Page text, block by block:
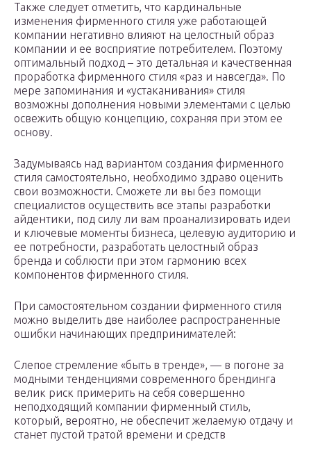
Также следует отметить, что кардинальные
изменения фирменного стиля уже работающей
компании негативно влияют на целостный образ
компании и ее восприятие потребителем. Поэтому
оптимальный подход – это детальная и качественная
проработка фирменного стиля «раз и навсегда». По
мере запоминания и «устаканивания» стиля
возможны дополнения новыми элементами с целью
освежить общую концепцию, сохраняя при этом ее
основу.
Задумываясь над вариантом создания фирменного
стиля самостоятельно, необходимо здраво оценить
свои возможности. Сможете ли вы без помощи
специалистов осуществить все этапы разработки
айдентики, под силу ли вам проанализировать идеи
и ключевые моменты бизнеса, целевую аудиторию и
ее потребности, разработать целостный образ
бренда и соблюсти при этом гармонию всех
компонентов фирменного стиля.
При самостоятельном создании фирменного стиля
можно выделить две наиболее распространенные
ошибки начинающих предпринимателей:
Слепое стремление «быть в тренде», — в погоне за
модными тенденциями современного брендинга
велик риск примерить на себя совершенно
неподходящий компании фирменный стиль,
который, вероятно, не обеспечит желаемую отдачу и
станет пустой тратой времени и средств